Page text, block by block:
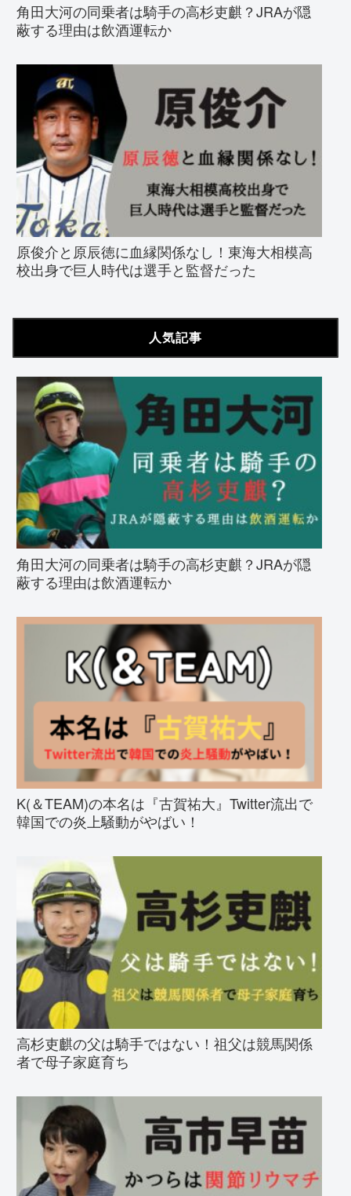
角田大河の同乗者は騎手の高杉吏麒？JRAが隠
蔽する理由は飲酒運転か
原俊介と原辰徳に血縁関係なし！東海大相模高
校出身で巨人時代は選手と監督だった
人気記事
角田大河の同乗者は騎手の高杉吏麒？JRAが隠
蔽する理由は飲酒運転か
K(＆TEAM)の本名は『古賀祐大』Twitter流出で
韓国での炎上騒動がやばい！
高杉吏麒の父は騎手ではない！祖父は競馬関係
者で母子家庭育ち